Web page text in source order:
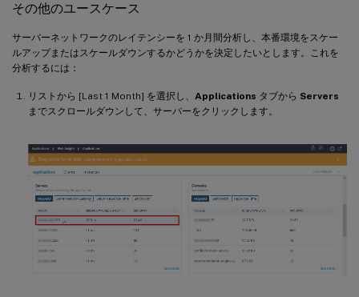
その他のユースケース
サーバーネットワークのレイテンシーを 1 か月間分析し、本番環境をスケー
ルアップまたはスケールダウンするかどうかを決定したいとします。これを
分析するには：
リストから [Last 1 Month] を選択し、 Applications タブから Servers
までスクロールダウンして、サーバーをクリックします。